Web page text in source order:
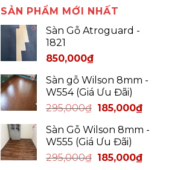
SẢN PHẨM MỚI NHẤT
Sàn Gỗ Atroguard -
1821
850,000₫
Sàn gỗ Wilson 8mm -
W554 (Giá Ưu Đãi)
295,000₫ 185,000₫
Sàn Gỗ Wilson 8mm -
W555 (Giá Ưu Đãi)
295,000₫ 185,000₫